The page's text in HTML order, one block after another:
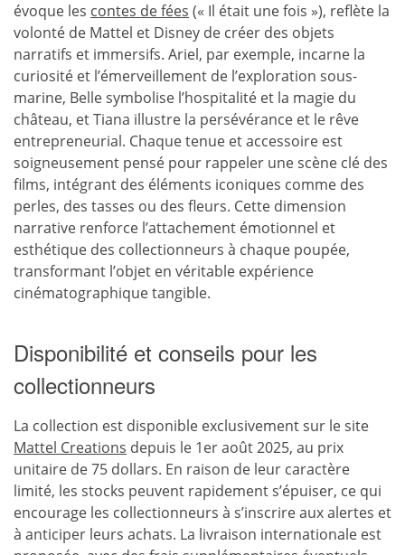
évoque les contes de fées (« Il était une fois »), reflète la
volonté de Mattel et Disney de créer des objets
narratifs et immersifs. Ariel, par exemple, incarne la
curiosité et l’émerveillement de l’exploration sous-
marine, Belle symbolise l’hospitalité et la magie du
château, et Tiana illustre la persévérance et le rêve
entrepreneurial. Chaque tenue et accessoire est
soigneusement pensé pour rappeler une scène clé des
films, intégrant des éléments iconiques comme des
perles, des tasses ou des fleurs. Cette dimension
narrative renforce l’attachement émotionnel et
esthétique des collectionneurs à chaque poupée,
transformant l’objet en véritable expérience
cinématographique tangible.
Disponibilité et conseils pour les
collectionneurs
La collection est disponible exclusivement sur le site
Mattel Creations depuis le 1er août 2025, au prix
unitaire de 75 dollars. En raison de leur caractère
limité, les stocks peuvent rapidement s’épuiser, ce qui
encourage les collectionneurs à s’inscrire aux alertes et
à anticiper leurs achats. La livraison internationale est